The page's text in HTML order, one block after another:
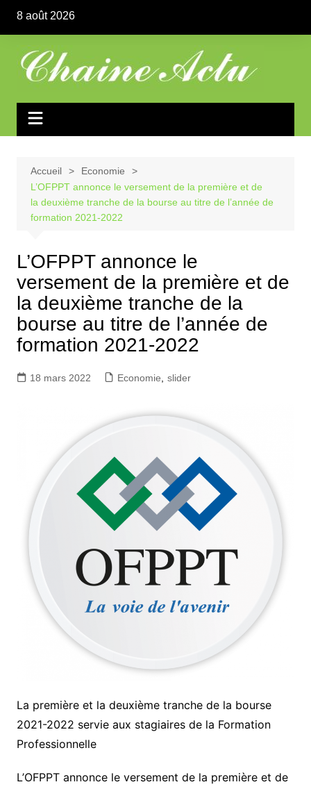
contenu
8 août 2026
Accueil
Economie
L’OFPPT annonce le versement de la première et de
la deuxième tranche de la bourse au titre de l’année de
formation 2021-2022
L’OFPPT annonce le
versement de la première et de
la deuxième tranche de la
bourse au titre de l’année de
formation 2021-2022
18 mars 2022 Economie slider
La première et la deuxième tranche de la bourse
2021-2022 servie aux stagiaires de la Formation
Professionnelle
L’OFPPT annonce le versement de la première et de